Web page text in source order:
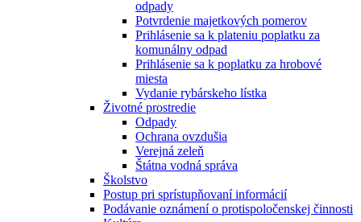
odpady
Potvrdenie majetkových pomerov
Prihlásenie sa k plateniu poplatku za
komunálny odpad
Prihlásenie sa k poplatku za hrobové
miesta
Vydanie rybárskeho lístka
Životné prostredie
Odpady
Ochrana ovzdušia
Verejná zeleň
Štátna vodná správa
Školstvo
Postup pri sprístupňovaní informácií
Podávanie oznámení o protispoločenskej činnosti